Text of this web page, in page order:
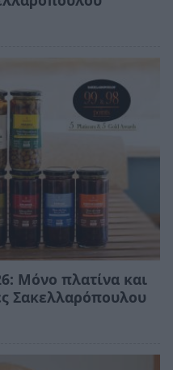
Μόνο πλατίνα και
Σακελλαρόπουλου